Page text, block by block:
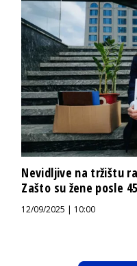
Nevidljive na tržištu
Zašto su žene posle
12/09/2025 | 10:00